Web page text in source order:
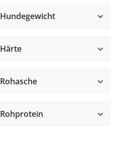
Hundegewicht
Härte
Rohasche
Rohprotein